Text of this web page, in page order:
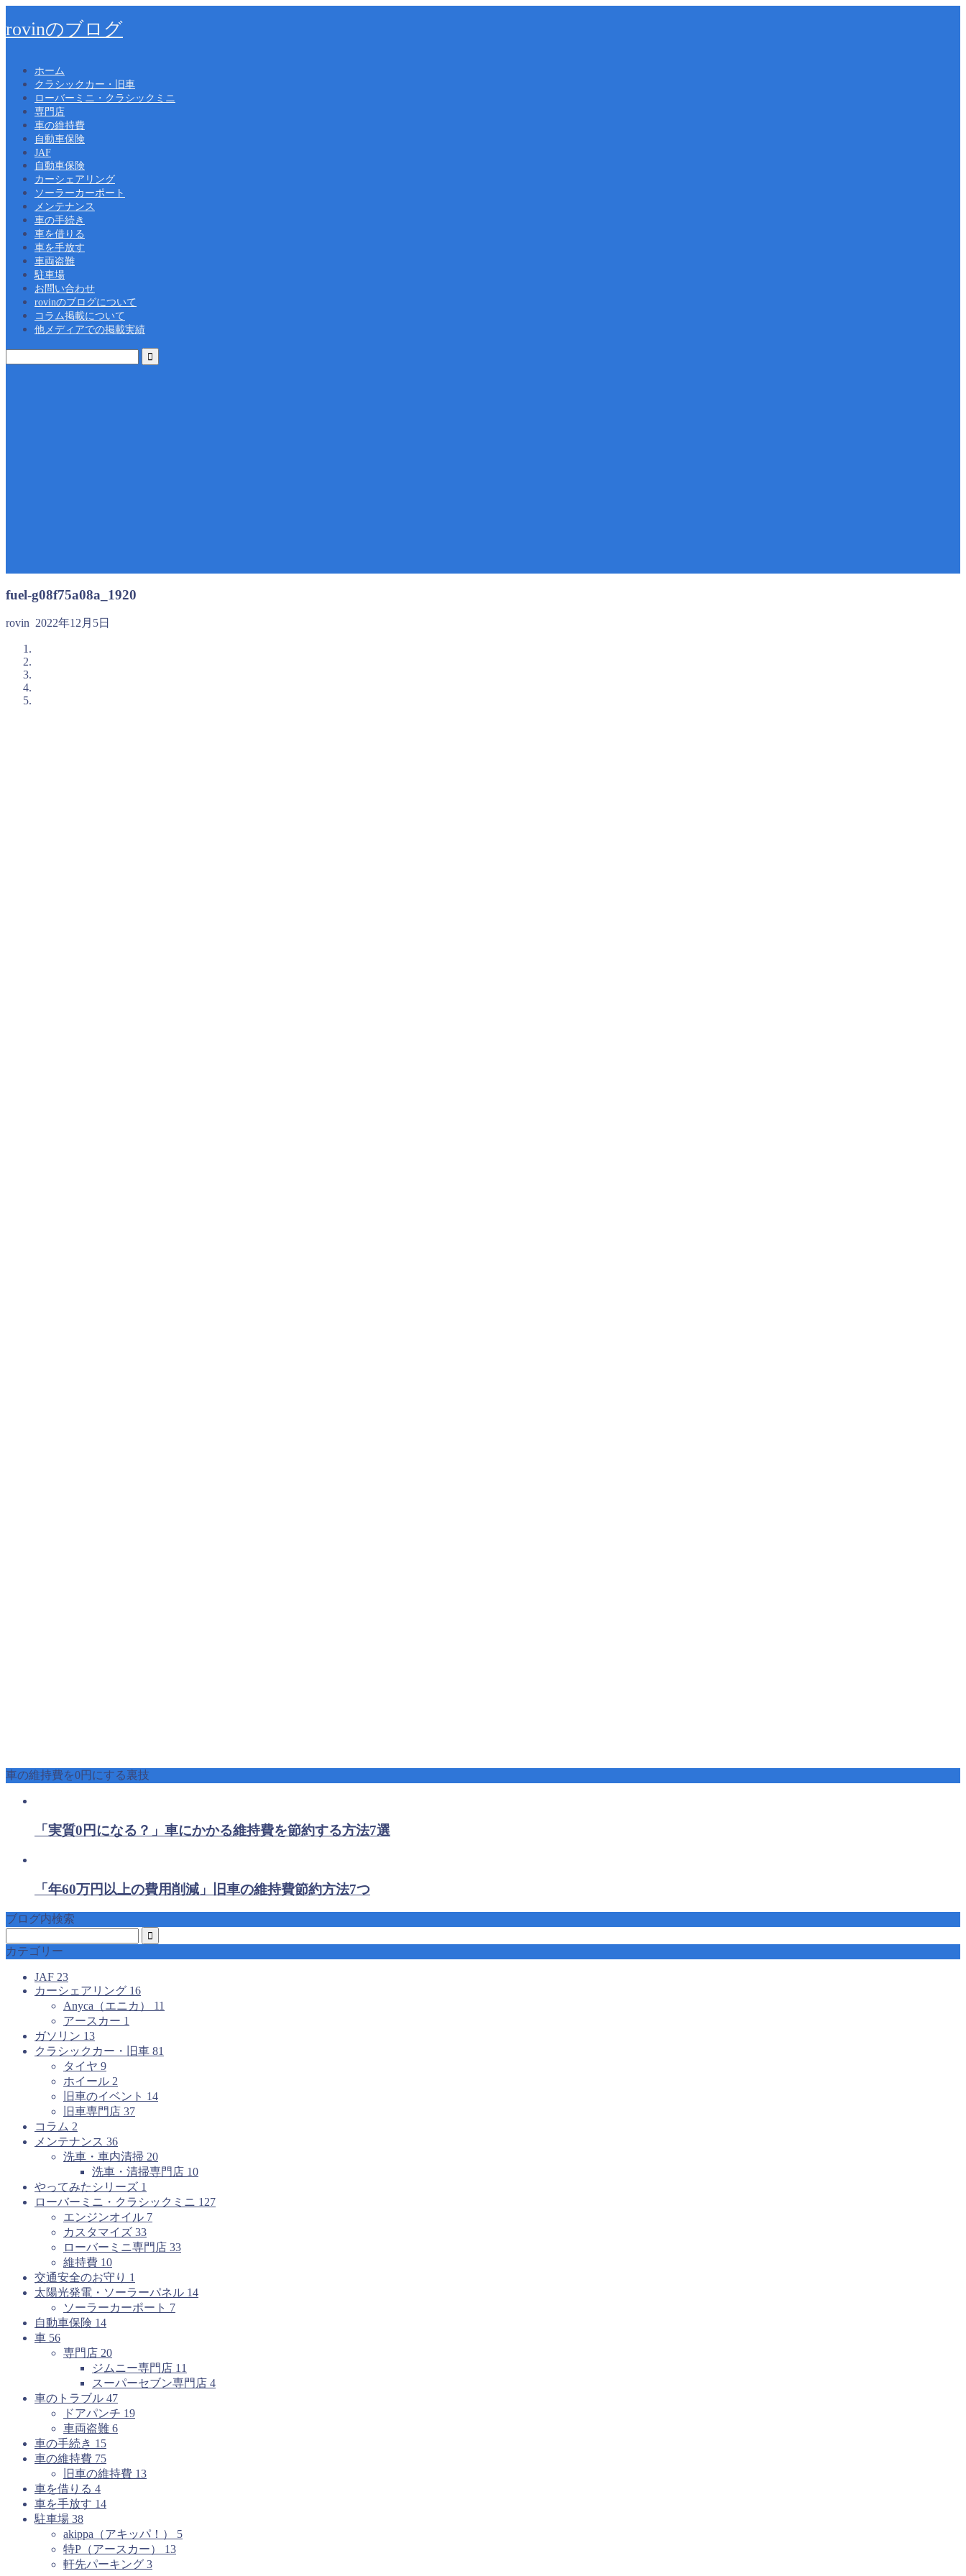
rovinのブログ
ホーム
クラシックカー・旧車
ローバーミニ・クラシックミニ
専門店
車の維持費
自動車保険
JAF
自動車保険
カーシェアリング
ソーラーカーポート
メンテナンス
車の手続き
車を借りる
車を手放す
車両盗難
駐車場
お問い合わせ
rovinのブログについて
コラム掲載について
他メディアでの掲載実績
fuel-g08f75a08a_1920
rovin 2022年12月5日
車の維持費を0円にする裏技
「実質0円になる？」車にかかる維持費を節約する方法7選
「年60万円以上の費用削減」旧車の維持費節約方法7つ
ブログ内検索
カテゴリー
JAF 23
カーシェアリング 16
Anyca（エニカ） 11
アースカー 1
ガソリン 13
クラシックカー・旧車 81
タイヤ 9
ホイール 2
旧車のイベント 14
旧車専門店 37
コラム 2
メンテナンス 36
洗車・車内清掃 20
洗車・清掃専門店 10
やってみたシリーズ 1
ローバーミニ・クラシックミニ 127
エンジンオイル 7
カスタマイズ 33
ローバーミニ専門店 33
維持費 10
交通安全のお守り 1
太陽光発電・ソーラーパネル 14
ソーラーカーポート 7
自動車保険 14
車 56
専門店 20
ジムニー専門店 11
スーパーセブン専門店 4
車のトラブル 47
ドアパンチ 19
車両盗難 6
車の手続き 15
車の維持費 75
旧車の維持費 13
車を借りる 4
車を手放す 14
駐車場 38
akippa（アキッパ！） 5
特P（アースカー） 13
軒先パーキング 3